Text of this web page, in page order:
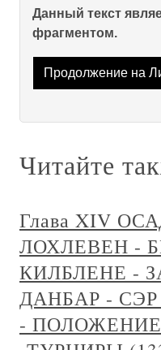
Данный текст
фрагментом.
Продолжение на
Читайте
Глава XIV
ЛОХЛЕВЕН -
КИЛБЛЕНЕ -
ДАНБАР -
-